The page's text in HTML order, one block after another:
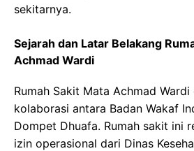
sekitarnya.
Sejarah dan Latar Belakang
Achmad Wardi
Rumah Sakit Mata Achmad
kolaborasi antara Badan Wakaf
Dompet Dhuafa. Rumah sakit ini
izin operasional dari Dinas